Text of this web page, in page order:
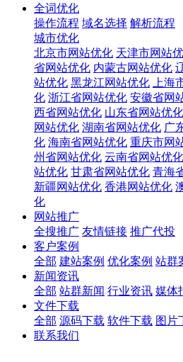
全词优化
操作流程 域名选择 解析流程
城市优化
北京市网站优化 天津市网站
省网站优化 内蒙古网站优化
站优化 黑龙江网站优化 上海
化 浙江省网站优化 安徽省网
西省网站优化 山东省网站优化
网站优化 湖南省网站优化 广
化 海南省网站优化 重庆市网
州省网站优化 云南省网站优化
站优化 甘肃省网站优化 青海
新疆网站优化 香港网站优化
化
网站推广
全搜推广 友情链接 推广代投
客户案例
全部 建站案例 优化案例 站群
新闻资讯
全部 站群新闻 行业资讯 媒体
文件下载
全部 源码下载 软件下载 图片
联系我们